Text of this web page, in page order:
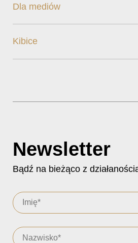
Dla mediów
Kibice
Newsletter
Bądź na bieżąco z